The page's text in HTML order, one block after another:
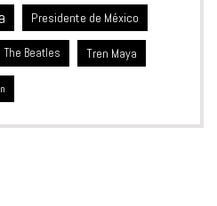
Presidente de México
The Beatles Tren Maya